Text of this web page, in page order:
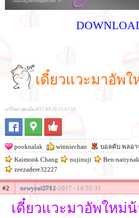
เดี๋ยวแวะมาอัพใ
แก้ไขล่าสุดเมื่อ 2017-03-20 15:47:53
pooknalak winniechan บอลคับ พลอา
Kaimook Chang
nujinuji
Ben-
zeezadere32227
#2 newyear271220-03-2017 - 14:55:31
เดี๋ยวแวะมาอัพใหม่